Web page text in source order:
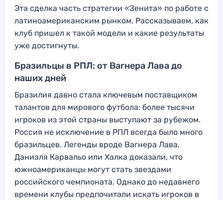
Эта сделка часть стратегии «Зенита» по работе с
латиноамериканским рынком. Рассказываем, как
клуб пришел к такой модели и какие результаты
уже достигнуты.
Бразильцы в РПЛ: от Вагнера Лава до
наших дней
Бразилия давно стала ключевым поставщиком
талантов для мирового футбола: более тысячи
игроков из этой страны выступают за рубежом.
Россия не исключение в РПЛ всегда было много
бразильцев. Легенды вроде Вагнера Лава,
Даниэля Карвальо или Халка доказали, что
южноамериканцы могут стать звездами
российского чемпионата. Однако до недавнего
времени клубы предпочитали искать игроков в